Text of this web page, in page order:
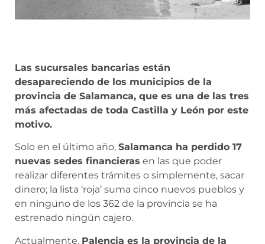
Las sucursales bancarias están
desapareciendo de los municipios de la
provincia de Salamanca, que es una de las tres
más afectadas de toda Castilla y León por este
motivo.
Solo en el último año, Salamanca ha perdido 17
nuevas sedes financieras en las que poder
realizar diferentes trámites o simplemente, sacar
dinero; la lista ‘roja’ suma cinco nuevos pueblos y
en ninguno de los 362 de la provincia se ha
estrenado ningún cajero.
Actualmente, Palencia es la provincia de la